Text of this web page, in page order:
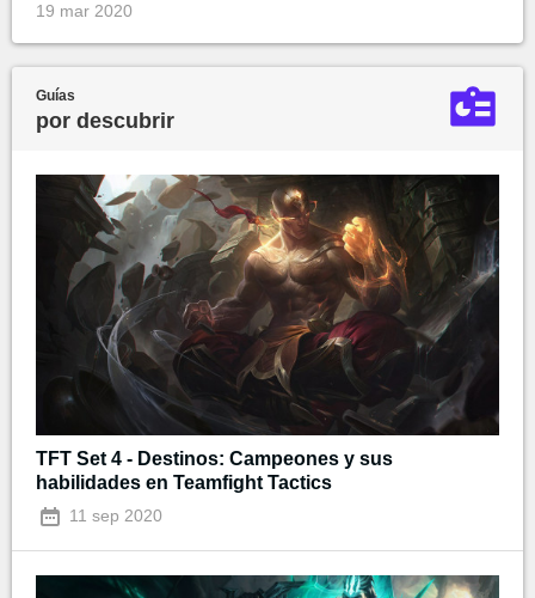
19 mar 2020
Guías
por descubrir
TFT Set 4 - Destinos: Campeones y sus
habilidades en Teamfight Tactics
11 sep 2020